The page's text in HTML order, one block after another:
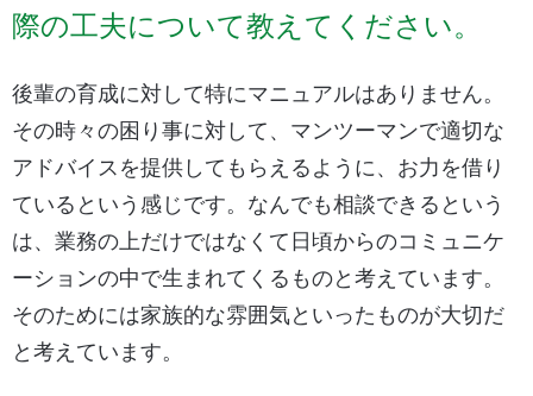
際の工夫について教えてください。
後輩の育成に対して特にマニュアルはありません。
その時々の困り事に対して、マンツーマンで適切な
アドバイスを提供してもらえるように、お力を借り
ているという感じです。なんでも相談できるという
は、業務の上だけではなくて日頃からのコミュニケ
ーションの中で生まれてくるものと考えています。
そのためには家族的な雰囲気といったものが大切だ
と考えています。